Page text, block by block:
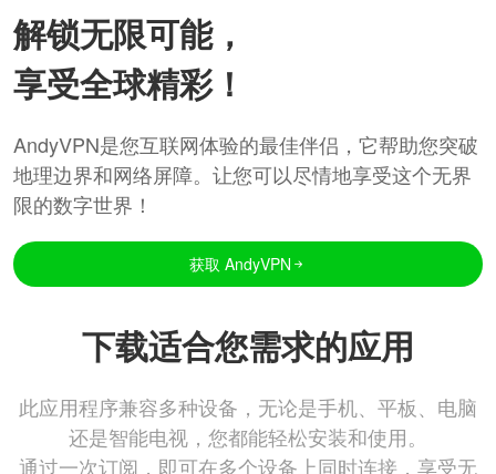
解锁无限可能，
享受全球精彩！
AndyVPN是您互联网体验的最佳伴侣，它帮助您突破
地理边界和网络屏障。让您可以尽情地享受这个无界
限的数字世界！
获取 AndyVPN
下载适合您需求的应用
此应用程序兼容多种设备，无论是手机、平板、电脑
还是智能电视，您都能轻松安装和使用。
通过一次订阅，即可在多个设备上同时连接，享受无